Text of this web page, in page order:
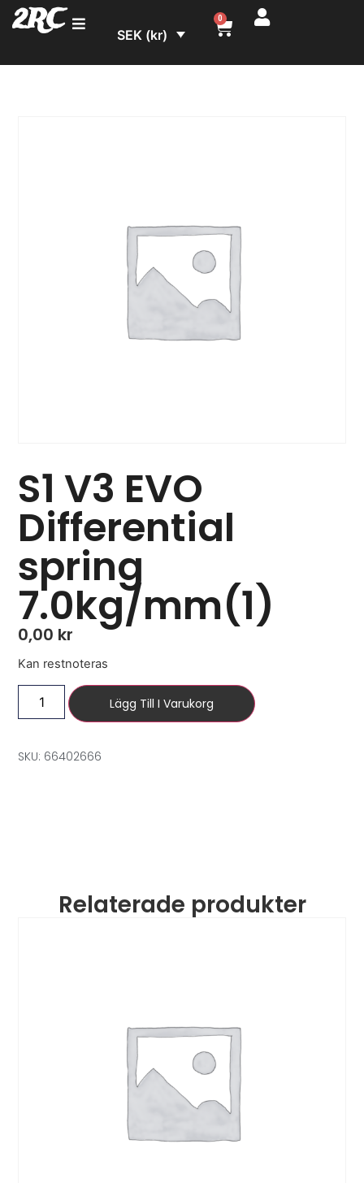
2RC SEK (kr)
0
S1 V3 EVO
Differential
spring
7.0kg/mm(1)
0,00 kr
Kan restnoteras
Lägg Till I Varukorg
SKU: 66402666
Relaterade produkter